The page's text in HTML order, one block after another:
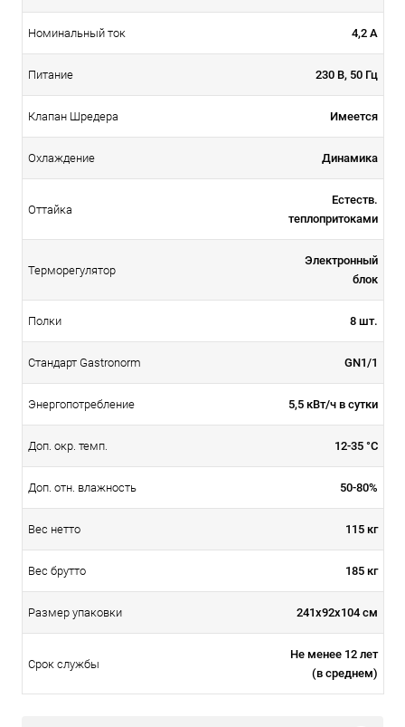
Номинальный ток 4,2 А
Питание 230 В, 50 Гц
Клапан Шредера Имеется
Охлаждение Динамика
Оттайка
Естеств.
теплопритоками
Терморегулятор
Электронный
блок
Полки 8 шт.
Стандарт Gastronorm GN1/1
Энергопотребление 5,5 кВт/ч в сутки
Доп. окр. темп. 12-35 °С
Доп. отн. влажность 50-80%
Вес нетто 115 кг
Вес брутто 185 кг
Размер упаковки 241x92x104 см
Срок службы
Не менее 12 лет
(в среднем)